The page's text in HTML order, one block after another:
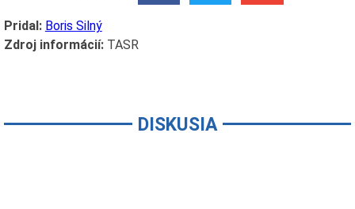
Pridal: Boris Silný
Zdroj informácií:TASR
DISKUSIA